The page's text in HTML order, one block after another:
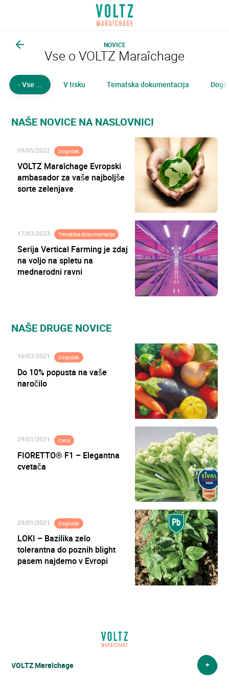
VOLTZ Maraîchage
Bck NOVICE
Vse o VOLTZ Maraîchage
- Vse ... V tisku Tematska dokumentacija
NAŠE NOVICE NA NASLOVNICI
09/05/2022 Dogodek
VOLTZ Maraîchage Evropski
ambasador za vaše najboljše
sorte zelenjave
17/03/2023 Tematska dokumentacija
Serija Vertical Farming je zdaj
na voljo na spletu na
mednarodni ravni
NAŠE DRUGE NOVICE
16/03/2021 Dogodek
Do 10% popusta na vaše
naročilo
29/01/2021 Cena
FIORETTO® F1 – Elegantna
cvetača
29/01/2021 Dogodek
LOKI – Bazilika zelo
tolerantna do poznih blight
pasem najdemo v Evropi
VOLTZ Maraîchage